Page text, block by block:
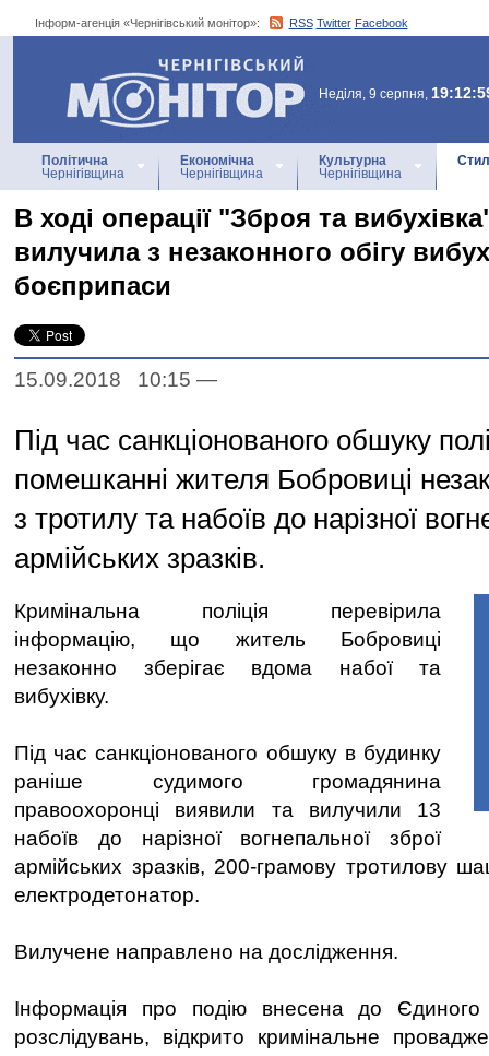
Інформ-агенція «Чернігівський монітор»: RSS Twitter Facebook
Інформ-агенція
«Чернігівський монітор»
Неділя, 9 серпня,
Політична
Чернігівщина
Економічна
Чернігівщина
Культурна
Чернігівщина
В ході операції "Зброя та
вилучила з незаконного обігу
боєприпаси
15.09.2018 10:15 —
Під час санкціонованого обшуку
помешканні жителя Бобровиці
з тротилу та набоїв до нарізної
армійських зразків.
Кримінальна поліція перевірила
інформацію, що житель Бобровиці
незаконно зберігає вдома набої та
вибухівку.
Під час санкціонованого обшуку в будинку
раніше судимого громадянина
правоохоронці виявили та вилучили 13
набоїв до нарізної вогнепальної зброї
армійських зразків, 200-грамову тротилову
електродетонатор.
Вилучене направлено на дослідження.
Інформація про подію внесена до Єдиного
розслідувань, відкрито кримінальне